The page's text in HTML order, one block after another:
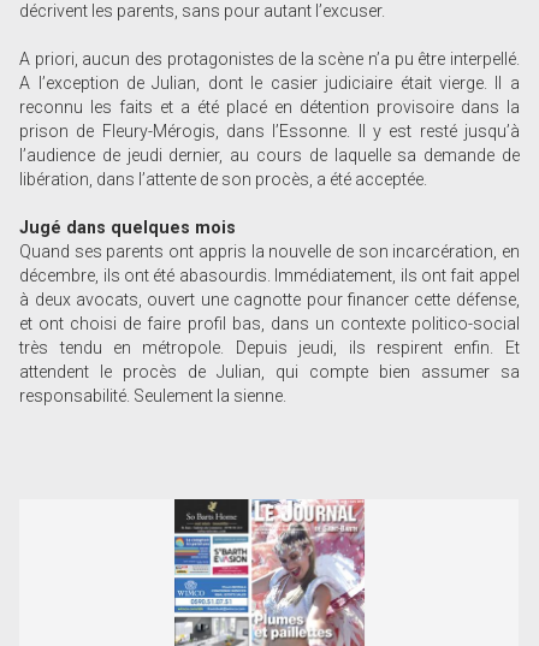
décrivent les parents, sans pour autant l’excuser.
A priori, aucun des protagonistes de la scène n’a pu être interpellé.
A l’exception de Julian, dont le casier judiciaire était vierge. Il a
reconnu les faits et a été placé en détention provisoire dans la
prison de Fleury-Mérogis, dans l’Essonne. Il y est resté jusqu’à
l’audience de jeudi dernier, au cours de laquelle sa demande de
libération, dans l’attente de son procès, a été acceptée.
Jugé dans quelques mois
Quand ses parents ont appris la nouvelle de son incarcération, en
décembre, ils ont été abasourdis. Immédiatement, ils ont fait appel
à deux avocats, ouvert une cagnotte pour financer cette défense,
et ont choisi de faire profil bas, dans un contexte politico-social
très tendu en métropole. Depuis jeudi, ils respirent enfin. Et
attendent le procès de Julian, qui compte bien assumer sa
responsabilité. Seulement la sienne.